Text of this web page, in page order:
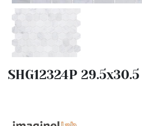
SHG12324P 29.5х30.5